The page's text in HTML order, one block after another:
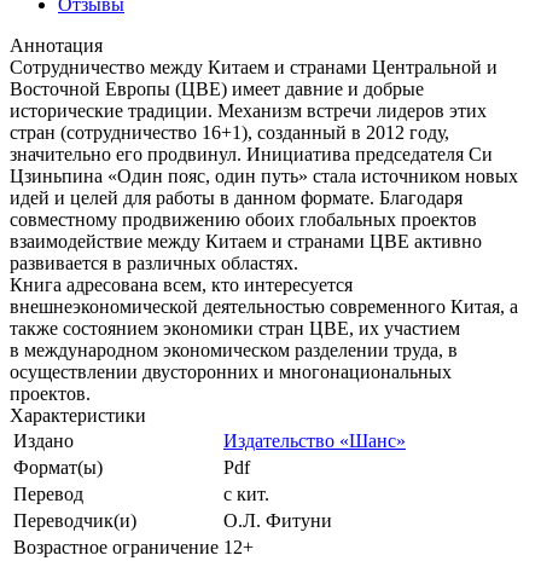
Аннотация
Сотрудничество между Китаем и странами Центральной и
Восточной Европы (ЦВЕ) имеет давние и добрые
исторические традиции. Механизм встречи лидеров этих
стран (сотрудничество 16+1), созданный в 2012 году,
значительно его продвинул. Инициатива председателя Си
Цзиньпина «Один пояс, один путь» стала источником новых
идей и целей для работы в данном формате. Благодаря
совместному продвижению обоих глобальных проектов
взаимодействие между Китаем и странами ЦВЕ активно
развивается в различных областях.
Книга адресована всем, кто интересуется
внешнеэкономической деятельностью современного Китая, а
также состоянием экономики стран ЦВЕ, их участием
в международном экономическом разделении труда, в
осуществлении двусторонних и многонациональных
проектов.
Характеристики
Издано
Издательство «Шанс»
Формат(ы)
Pdf
Перевод
с кит.
Переводчик(и)
О.Л. Фитуни
Возрастное ограничение 12+